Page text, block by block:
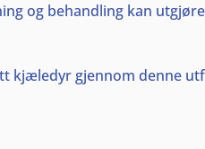
og behandling kan
kjæledyr gjennom denne